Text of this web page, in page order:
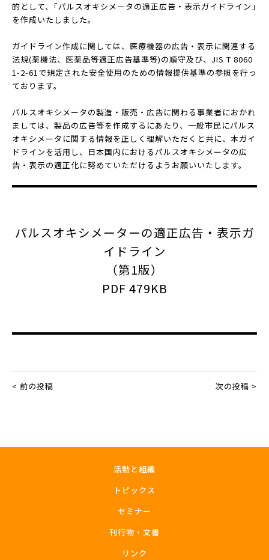
的として、｢パルスオキシメータの適正広告・表示ガイドライン｣
を作成いたしました。
ガイドライン作成に関しては、医療機器の広告・表示に関連する
法規(薬機法、医薬品等適正広告基準等)の順守及び、JIS T 8060
1-2-61で規定された安全使用のための情報提供基準の参照を行っ
ております。
パルスオキシメータの製造・販売・広告に関わる事業者におかれ
ましては、製品の広告等を作成するにあたり、一般市民にパルス
オキシメータに関する情報を正しく理解いただくと共に、本ガイ
ドラインを活用し、日本国内におけるパルスオキシメータの広
告・表示の適正化に努めていただけるようお願いいたします。
パルスオキシメーターの適正広告・表示ガ
イドライン
（第1版）
PDF 479KB
< 前の投稿 次の投稿 >
活動と組織
トピックス
セミナー
刊行物・文書
リンク